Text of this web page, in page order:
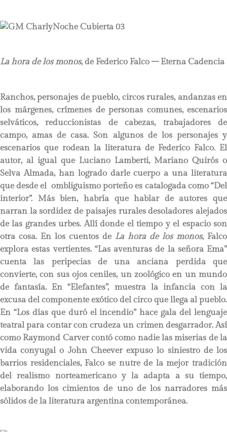
La hora de los monos, de Federico Falco – Eterna Cadencia
Ranchos, personajes de pueblo, circos rurales, andanzas en
los márgenes, crímenes de personas comunes, escenarios
selváticos, reduccionistas de cabezas, trabajadores de
campo, amas de casa. Son algunos de los personajes y
escenarios que rodean la literatura de Federico Falco. El
autor, al igual que Luciano Lamberti, Mariano Quirós o
Selva Almada, han logrado darle cuerpo a una literatura
que desde el ombliguismo porteño es catalogada como “Del
interior”. Más bien, habría que hablar de autores que
narran la sordidez de paisajes rurales desoladores alejados
de las grandes urbes. Allí donde el tiempo y el espacio son
otra cosa. En los cuentos de La hora de los monos, Falco
explora estas vertientes. “Las aventuras de la señora Ema”
cuenta las peripecias de una anciana perdida que
convierte, con sus ojos ceniles, un zoológico en un mundo
de fantasía. En “Elefantes”, muestra la infancia con la
excusa del componente exótico del circo que llega al pueblo.
En “Los días que duró el incendio” hace gala del lenguaje
teatral para contar con crudeza un crimen desgarrador. Así
como Raymond Carver contó como nadie las miserias de la
vida conyugal o John Cheever expuso lo siniestro de los
barrios residenciales, Falco se nutre de la mejor tradición
del realismo norteamericano y la adapta a su tiempo,
elaborando los cimientos de uno de los narradores más
sólidos de la literatura argentina contemporánea.